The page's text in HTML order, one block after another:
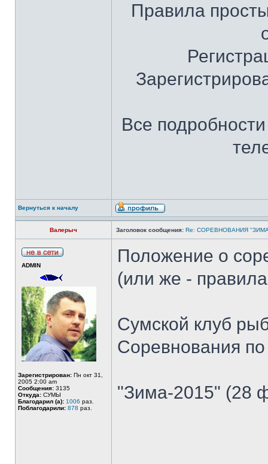
Правила
Все
Вернуться к началу
Валерыч Заголовок сообщения: Re: СОРЕВНОВАНИЯ
ADMIN
Зарегистрирован: Пн окт 31,
2005 2:00 am
Сообщения: 3135
Откуда: СУМЫ
Благодарил (а): 1006 раз.
Поблагодарили: 878 раз.
Положение о
(или же -
Сумской клуб
Соревнования
"Зима-2015" (28